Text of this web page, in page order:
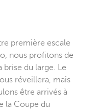
première escale
nous profitons de
du large. Le
réveillera, mais
être arrivés à
la Coupe du